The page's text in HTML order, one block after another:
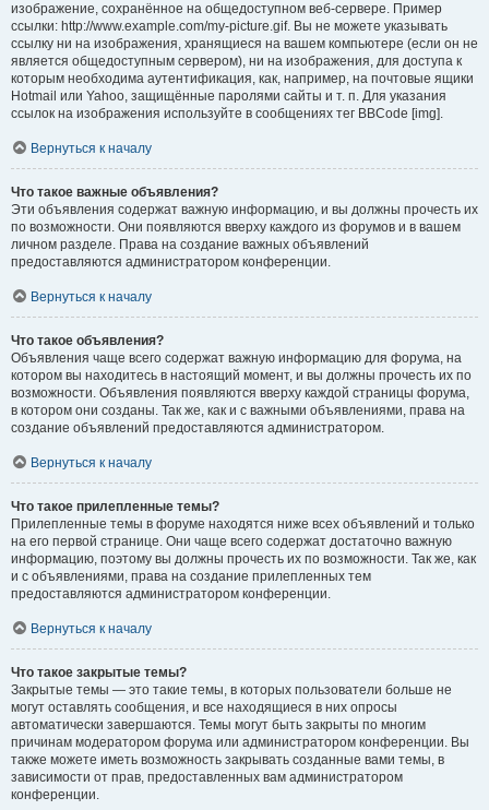
изображение, сохранённое на общедоступном веб-сервере. Пример
ссылки: http://www.example.com/my-picture.gif. Вы не можете указывать
ссылку ни на изображения, хранящиеся на вашем компьютере (если он не
является общедоступным сервером), ни на изображения, для доступа к
которым необходима аутентификация, как, например, на почтовые ящики
Hotmail или Yahoo, защищённые паролями сайты и т. п. Для указания
ссылок на изображения используйте в сообщениях тег BBCode [img].
Вернуться к началу
Что такое важные объявления?
Эти объявления содержат важную информацию, и вы должны прочесть их
по возможности. Они появляются вверху каждого из форумов и в вашем
личном разделе. Права на создание важных объявлений
предоставляются администратором конференции.
Вернуться к началу
Что такое объявления?
Объявления чаще всего содержат важную информацию для форума, на
котором вы находитесь в настоящий момент, и вы должны прочесть их по
возможности. Объявления появляются вверху каждой страницы форума,
в котором они созданы. Так же, как и с важными объявлениями, права на
создание объявлений предоставляются администратором.
Вернуться к началу
Что такое прилепленные темы?
Прилепленные темы в форуме находятся ниже всех объявлений и только
на его первой странице. Они чаще всего содержат достаточно важную
информацию, поэтому вы должны прочесть их по возможности. Так же, как
и с объявлениями, права на создание прилепленных тем
предоставляются администратором конференции.
Вернуться к началу
Что такое закрытые темы?
Закрытые темы — это такие темы, в которых пользователи больше не
могут оставлять сообщения, и все находящиеся в них опросы
автоматически завершаются. Темы могут быть закрыты по многим
причинам модератором форума или администратором конференции. Вы
также можете иметь возможность закрывать созданные вами темы, в
зависимости от прав, предоставленных вам администратором
конференции.